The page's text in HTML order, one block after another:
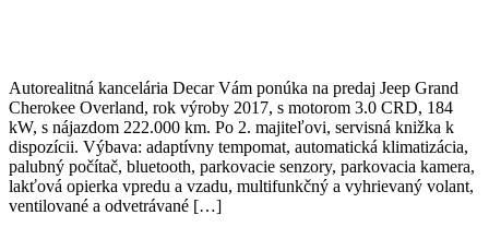
Autorealitná kancelária Decar Vám ponúka na predaj Jeep Grand
Cherokee Overland, rok výroby 2017, s motorom 3.0 CRD, 184
kW, s nájazdom 222.000 km. Po 2. majiteľovi, servisná knižka k
dispozícii. Výbava: adaptívny tempomat, automatická klimatizácia,
palubný počítač, bluetooth, parkovacie senzory, parkovacia kamera,
lakťová opierka vpredu a vzadu, multifunkčný a vyhrievaný volant,
ventilované a odvetrávané […]